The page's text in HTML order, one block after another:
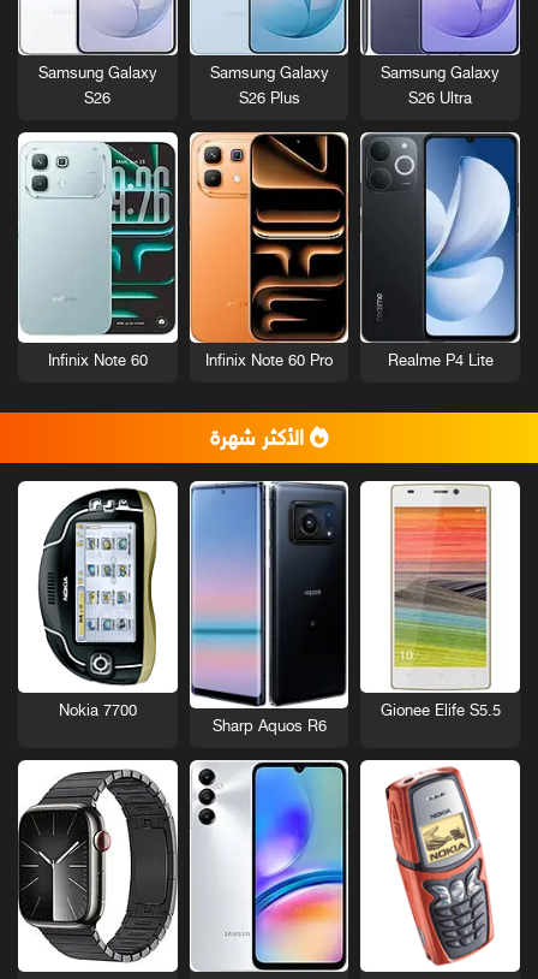
Samsung Galaxy
S26 Ultra
Samsung Galaxy
S26 Plus
Samsung Galaxy
S26
Realme P4 Lite
Infinix Note 60 Pro
Infinix Note 60
الأكثر شهرة
Gionee Elife S5.5
Sharp Aquos R6
Nokia 7700